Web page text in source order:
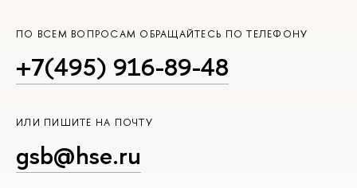
ПО ВСЕМ ВОПРОСАМ ОБРАЩАЙТЕСЬ ПО ТЕЛЕФОНУ
+7(495) 916-89-48
ИЛИ ПИШИТЕ НА ПОЧТУ
gsb@hse.ru